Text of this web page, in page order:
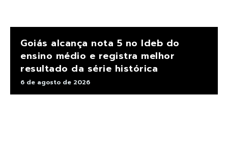
Goiás alcança nota 5 no Ideb do
ensino médio e registra melhor
resultado da série histórica
6 de agosto de 2026